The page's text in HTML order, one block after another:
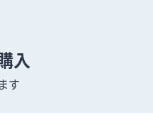
入
す